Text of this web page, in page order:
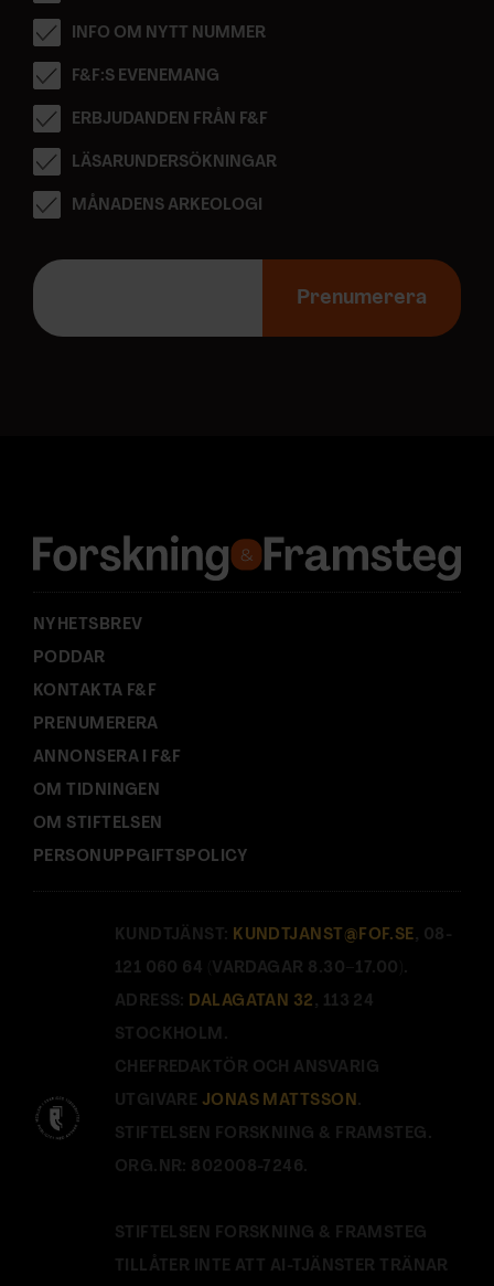
INFO OM NYTT NUMMER
F&F:S EVENEMANG
ERBJUDANDEN FRÅN F&F
LÄSARUNDERSÖKNINGAR
MÅNADENS ARKEOLOGI
E
p
s
:
Prenumerera
NYHETSBREV
PODDAR
KONTAKTA F&F
PRENUMERERA
ANNONSERA I F&F
OM TIDNINGEN
OM STIFTELSEN
PERSONUPPGIFTSPOLICY
KUNDTJÄNST: KUNDTJANST@FOF.SE , 08-
121 060 64 (VARDAGAR 8.30–17.00).
ADRESS: DALAGATAN 32 , 113 24
STOCKHOLM.
CHEFREDAKTÖR OCH ANSVARIG
UTGIVARE JONAS MATTSSON .
STIFTELSEN FORSKNING & FRAMSTEG.
ORG.NR: 802008-7246.
STIFTELSEN FORSKNING & FRAMSTEG
TILLÅTER INTE ATT AI-TJÄNSTER TRÄNAR